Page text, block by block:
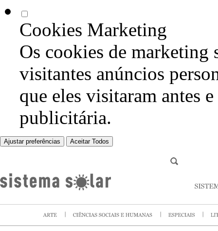
Cookies Marketing
Os cookies de marketing
visitantes anúncios
que eles visitaram antes
publicitária.
Ajustar preferências Aceitar Todos